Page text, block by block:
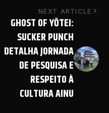
NEXT ARTICLE
GHOST OF YŌTEI:
SUCKER PUNCH
DETALHA JORNADA
DE PESQUISA E
RESPEITO À
CULTURA AINU